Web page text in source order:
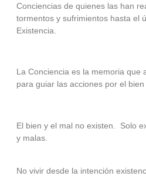
Conciencias de quienes las han
tormentos y sufrimientos hasta el
Existencia.
La Conciencia es la memoria que
para guiar las acciones por el bien
El bien y el mal no existen.
Solo
y malas.
No vivir desde la intención